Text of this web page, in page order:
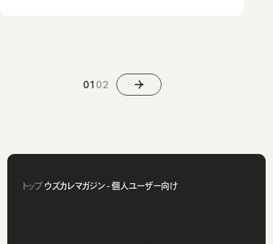
01 02
トップ ウズカレマガジン - 個人ユーザー向け